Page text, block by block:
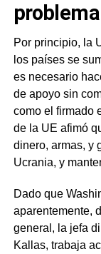
problema
Por principio, la
los países se
es necesario
de apoyo sin
como el firmado
de la UE afimó
dinero, armas, y
Ucrania, y
Dado que
aparentemente,
general, la jefa
Kallas, trabaja